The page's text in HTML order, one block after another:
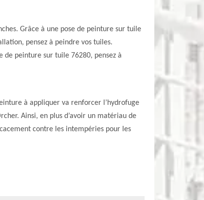
Grâce à une pose de peinture sur tuile
pensez à peindre vos tuiles.
de peinture sur tuile 76280, pensez à
à appliquer va renforcer l’hydrofuge
Ainsi, en plus d’avoir un matériau de
contre les intempéries pour les